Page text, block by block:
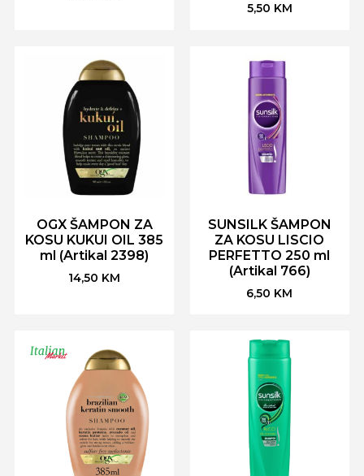
5,50 KM
OGX ŠAMPON ZA
KOSU KUKUI OIL 385
ml (Artikal 2398)
14,50 KM
SUNSILK ŠAMPON
ZA KOSU LISCIO
PERFETTO 250 ml
(Artikal 766)
6,50 KM